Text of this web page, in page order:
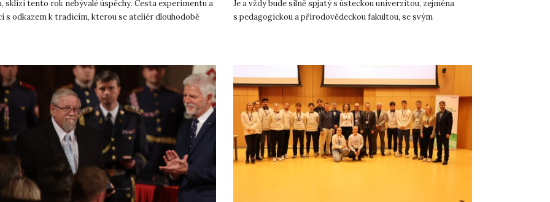
sklízí tento rok nebývalé úspěchy. Cesta experimentu a
s odkazem k tradicím, kterou se ateliér dlouhodobě
Je a vždy bude silně spjatý s ústeckou univerzitou, zejména
s pedagogickou a přírodovědeckou fakultou, se svým